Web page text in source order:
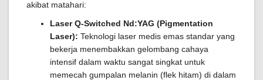
akibat matahari:
Laser Q-Switched Nd:YAG (Pigmentation
Laser): Teknologi laser medis emas standar yang
bekerja menembakkan gelombang cahaya
intensif dalam waktu sangat singkat untuk
memecah gumpalan melanin (flek hitam) di dalam